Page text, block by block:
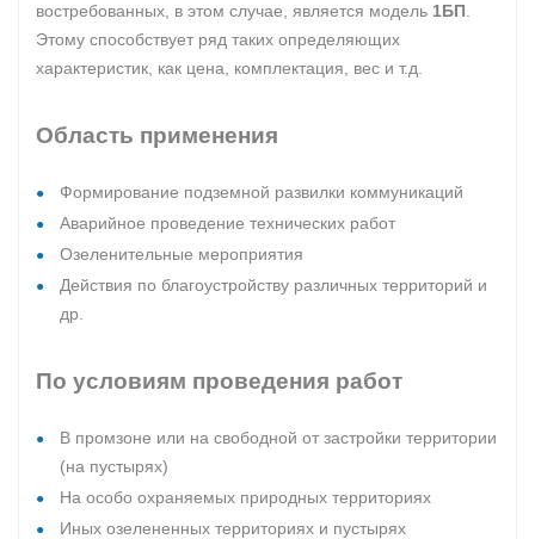
востребованных, в этом случае, является модель 1БП
Этому способствует ряд таких определяющих
характеристик, как цена, комплектация, вес и т.д.
Область применения
Формирование подземной развилки коммуникаций
Аварийное проведение технических работ
Озеленительные мероприятия
Действия по благоустройству различных территорий и
др.
По условиям проведения работ
В промзоне или на свободной от застройки территории
(на пустырях)
На особо охраняемых природных территориях
Иных озелененных территориях и пустырях